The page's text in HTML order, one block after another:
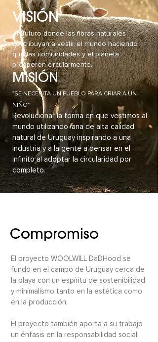
VISIÓN
Un futuro donde las fibras naturales
contribuyan a vestir el mundo haciendo
que las comunidades y el planeta
prosperen circularmente.
MISIÓN
"SE NECESITA UN PUEBLO PARA CRIAR A UN
NIÑO"
Revolucionar la forma en que vestimos al
mundo utilizando lana de alta calidad
natural de Uruguay inspirando a una
industria y a la gente a pensar en el
infinito al adoptar la circularidad por
completo.
Compromiso
El proyecto WOOLWILL DaDHood se
fundó en el campo de Uruguay cerca de
la playa con un espíritu de sostenibilidad
y minimalismo tanto en la estética como
en la producción.
El proyecto también aporta a su trabajo
un énfasis en la responsabilidad social,